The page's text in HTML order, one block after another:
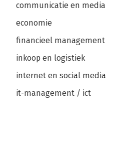
communicatie en media
economie
financieel management
inkoop en logistiek
internet en social media
it-management / ict